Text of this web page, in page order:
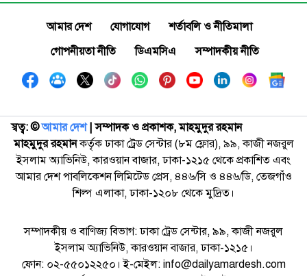
আমার দেশ যোগাযোগ
শর্তাবলি ও নীতিমালা
গোপনীয়তা নীতি
ডিএমসিএ সম্পাদকীয় নীতি
স্বত্ব: ©️আমার দেশ| সম্পাদক ও প্রকাশক, মাহমুদুর রহমান
মাহমুদুর রহমানকর্তৃক ঢাকা ট্রেড সেন্টার (৮ম ফ্লোর), ৯৯, কাজী নজরুল
ইসলাম অ্যাভিনিউ, কারওয়ান বাজার, ঢাকা-১২১৫ থেকে প্রকাশিত এবং
আমার দেশ পাবলিকেশন লিমিটেড প্রেস, ৪৪৬/সি ও ৪৪৬/ডি, তেজগাঁও
শিল্প এলাকা, ঢাকা-১২০৮ থেকে মুদ্রিত।
সম্পাদকীয় ও বাণিজ্য বিভাগ: ঢাকা ট্রেড সেন্টার, ৯৯, কাজী নজরুল
ইসলাম অ্যাভিনিউ, কারওয়ান বাজার, ঢাকা-১২১৫।
ফোন: ০২-৫৫০১২২৫০। ই-মেইল: info@dailyamardesh.com